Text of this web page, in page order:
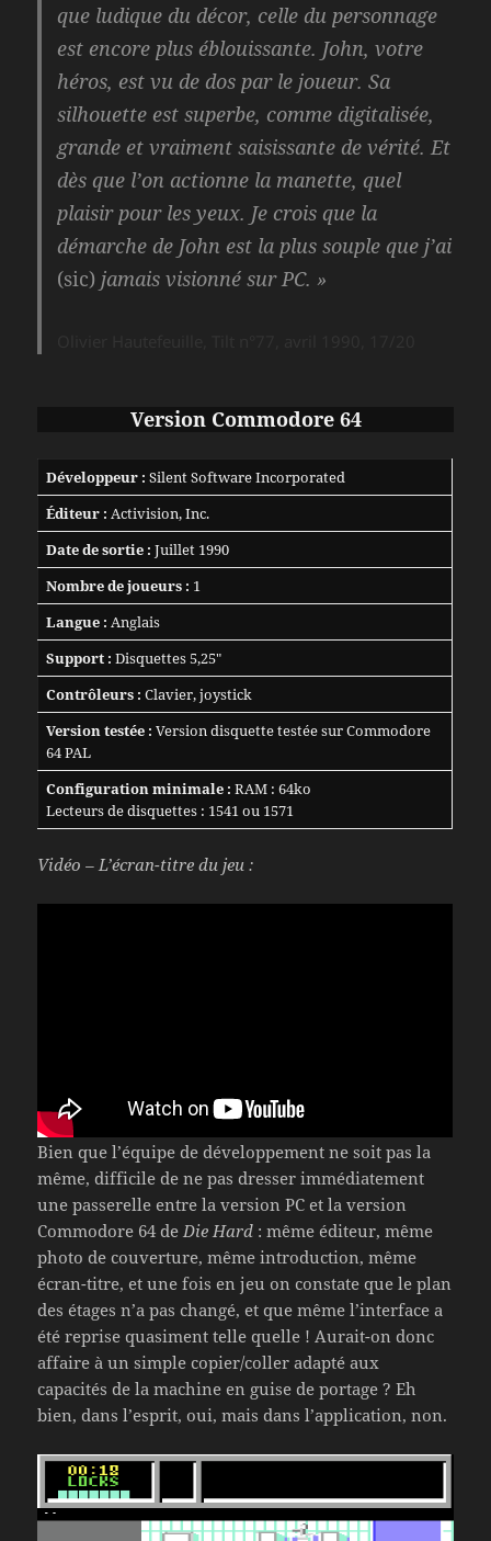
que ludique du décor, celle du personnage
est encore plus éblouissante. John, votre
héros, est vu de dos par le joueur. Sa
silhouette est superbe, comme digitalisée,
grande et vraiment saisissante de vérité. Et
dès que l’on actionne la manette, quel
plaisir pour les yeux. Je crois que la
démarche de John est la plus souple que j’ai
(sic) jamais visionné sur PC. »
Version Commodore 64
Développeur : Silent Software Incorporated
Éditeur : Activision, Inc.
Date de sortie : Juillet 1990
Nombre de joueurs : 1
Langue : Anglais
Support : Disquettes 5,25″
Contrôleurs : Clavier, joystick
Version testée : Version disquette testée sur Commodore
64 PAL
Configuration minimale : RAM : 64ko
Lecteurs de disquettes : 1541 ou 1571
Vidéo – L’écran-titre du jeu :
Bien que l’équipe de développement ne soit pas la
même, difficile de ne pas dresser immédiatement
une passerelle entre la version PC et la version
Commodore 64 de Die Hard : même éditeur, même
photo de couverture, même introduction, même
écran-titre, et une fois en jeu on constate que le plan
des étages n’a pas changé, et que même l’interface a
été reprise quasiment telle quelle ! Aurait-on donc
affaire à un simple copier/coller adapté aux
capacités de la machine en guise de portage ? Eh
bien, dans l’esprit, oui, mais dans l’application, non.